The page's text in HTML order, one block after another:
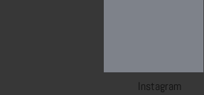
Instagram